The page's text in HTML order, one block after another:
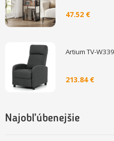
47.52 €
Artium TV-
213.84 €
Najobľúbenejšie